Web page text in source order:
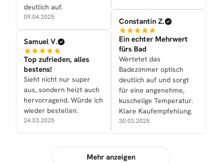
deutlich auf.
09.04.2025
Samuel V.
Top zufrieden, alles
bestens!
Sieht nicht nur super
aus, sondern heizt auch
hervorragend. Würde ich
wieder bestellen.
24.03.2025
Constantin Z.
Ein echter Mehrwert
fürs Bad
Wertetet das
Badezimmer optisch
deutlich auf und sorgt
für eine angenehme,
kuschelige Temperatur.
Klare Kaufempfehlung.
30.03.2025
Mehr anzeigen